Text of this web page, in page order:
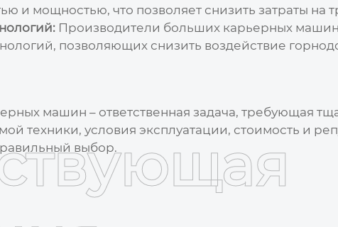
и мощностью, что позволяет снизить затраты на
Производители больших карьерных машин
позволяющих снизить воздействие
машин – ответственная задача, требующая
техники, условия эксплуатации, стоимость и
выбор.